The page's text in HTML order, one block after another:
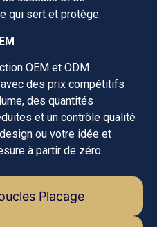
Placage
qui sert et protège.
OEM et ODM
des prix compétitifs
des quantités
et un contrôle qualité
ou votre idée et
à partir de zéro.